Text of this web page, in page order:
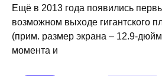
Ещё в 2013 года появились
возможном выходе гигантского
(прим. размер экрана – 12.9-
момента и